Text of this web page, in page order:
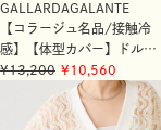
GALLARDAGALANTE
【コラージュ名品/接触冷
感】【体型カバー】ドルマ
ンジャージスクエアプルオ
13,200 10,560